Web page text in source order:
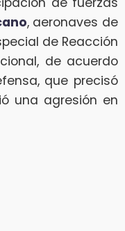
, aeronaves de
de Reacción
de acuerdo
que precisó
una agresión en